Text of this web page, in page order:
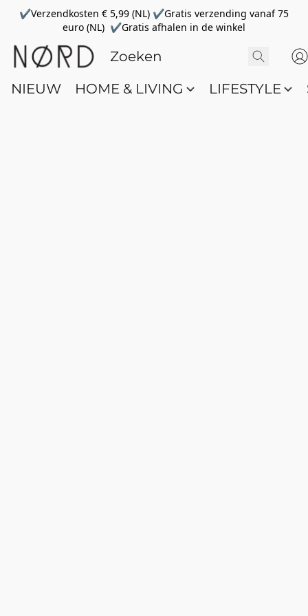
✔Verzendkosten € 5,99 (NL) ✔Gratis verzending vanaf 75
euro (NL) ✔Gratis afhalen in de winkel
NIEUW HOME & LIVING LIFESTYLE